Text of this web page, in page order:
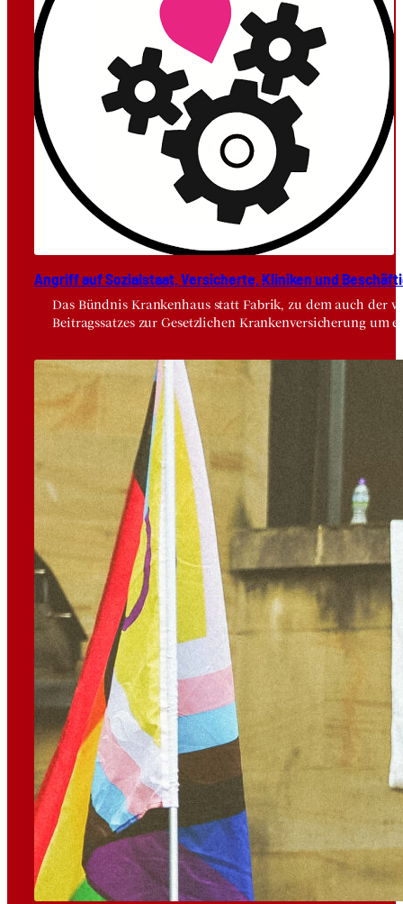
Angriff auf Sozi­al­staat, Ver­si­cher­te, Kli­ni­ken und
Das Bündnis Krankenhaus statt Fabrik, zu dem auch der
Beitragssatzes zur Gesetzlichen Krankenversicherung um